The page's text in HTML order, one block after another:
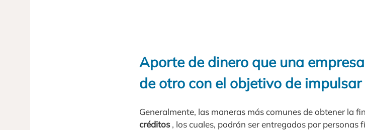
Aporte de dinero que una
de otro con el objetivo de
Generalmente, las maneras más comunes de obtener la
créditos, los cuales, podrán ser entregados por